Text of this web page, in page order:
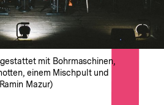
mit Bohrmaschinen,
einem Mischpult und
Mazur)